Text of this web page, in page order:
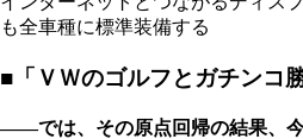
も全車種に標準装備する
■「ＶＷのゴルフとガチンコ
――では、その原点回帰の結果、